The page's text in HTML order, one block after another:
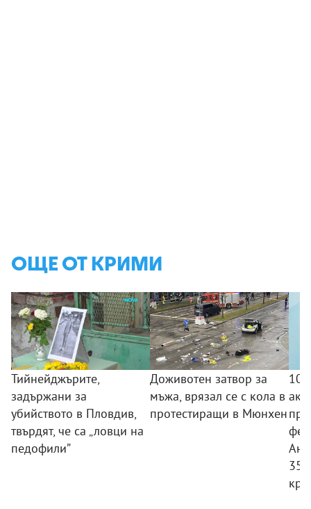
ОЩЕ ОТ КРИМИ
Тийнейджърите,
задържани за
убийството в Пловдив,
твърдят, че са „ловци на
педофили”
Доживотен затвор за
мъжа, врязал се с кола в
протестиращи в Мюнхен
10